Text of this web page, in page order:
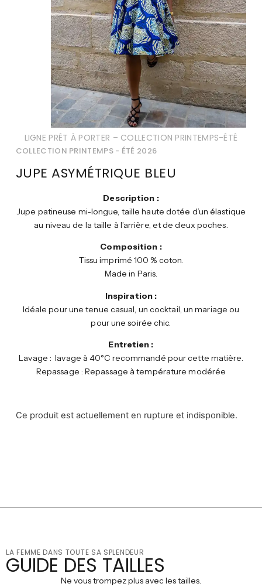
LIGNE PRÉT À PORTER – COLLECTION PRINTEMPS-ÉTÉ
COLLECTION PRINTEMPS - ÉTÉ 2026
JUPE ASYMÉTRIQUE BLEU
Description :
Jupe patineuse mi-longue, taille haute dotée d’un élastique
au niveau de la taille à l’arrière, et de deux poches.
Composition :
Tissu imprimé 100 % coton.
Made in Paris.
Inspiration :
Idéale pour une tenue casual, un cocktail, un mariage ou
pour une soirée chic.
Entretien :
Lavage : lavage à 40°C recommandé pour cette matière.
Repassage : Repassage à température modérée
Ce produit est actuellement en rupture et indisponible.
LA FEMME DANS TOUTE SA SPLENDEUR
GUIDE DES TAILLES
Ne vous trompez plus avec les tailles.